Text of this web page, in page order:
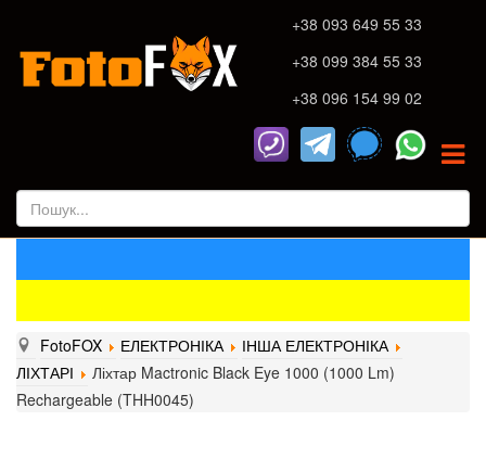
+38 093 649 55 33
+38 099 384 55 33
+38 096 154 99 02
FotoFOX ЕЛЕКТРОНІКА
ІНША ЕЛЕКТРОНІКА
ЛІХТАРІ
Ліхтар Mactronic Black Eye 1000 (1000 Lm)
Rechargeable (THH0045)